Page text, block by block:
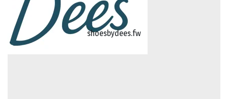
logo-studiebegeleidinghelvoirt